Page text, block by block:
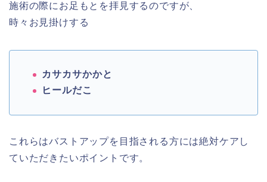
施術の際にお足もとを拝見するのですが、
時々お見掛けする
カサカサかかと
ヒールだこ
これらはバストアップを目指される方には絶対ケアし
ていただきたいポイントです。